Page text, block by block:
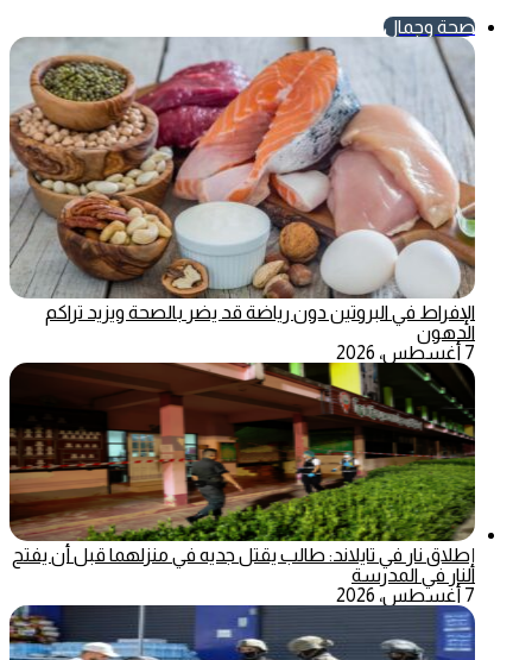
صحة وجمال
الإفراط في البروتين دون رياضة قد يضر بالصحة ويزيد تراكم
الدهون
7 أغسطس، 2026
إطلاق نار في تايلاند: طالب يقتل جديه في منزلهما قبل أن يفتح
النار في المدرسة
7 أغسطس، 2026